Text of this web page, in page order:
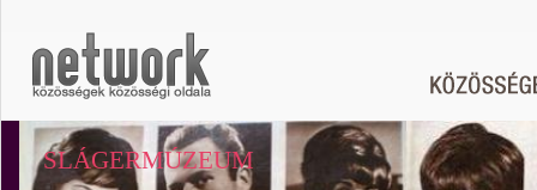
SLÁGERMÚZEUM